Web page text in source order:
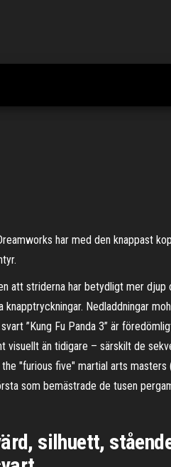
har med den knappast
att striderna har betydligt mer djup
Nedladdningar
”Kung Fu Panda 3” är
visuellt än tidigare – särskilt de
"furious five" martial arts masters
som bemästrade de tusen
silhuett,